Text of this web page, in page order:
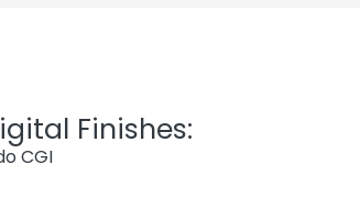
Finishes:
CGI